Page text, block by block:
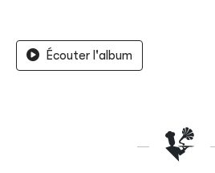
Écouter l'album